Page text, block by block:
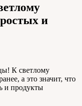
и
К светлому
а это значит, что
и продукты